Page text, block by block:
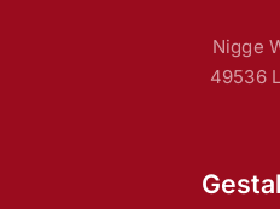
Nigge
49536